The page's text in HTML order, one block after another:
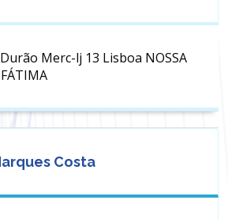
Merc-lj 13 Lisboa NOSSA
Costa